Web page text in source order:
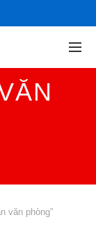
văn phòng”